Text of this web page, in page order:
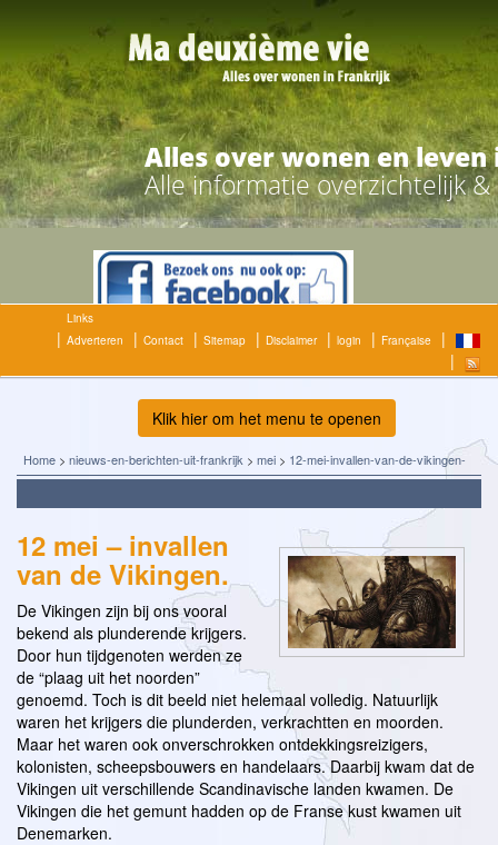
Alles over wonen en
Alle informatie overzichtelijk
Links
Adverteren
Contact Sitemap Disclaimer login Française
Klik hier om het menu te openen
Home > nieuws-en-berichten-uit-frankrijk > mei > 12-mei-invallen-van-de-vikingen-
12 mei – invallen
van de Vikingen.
De Vikingen zijn bij ons vooral
bekend als plunderende krijgers.
Door hun tijdgenoten werden ze
de “plaag uit het noorden”
genoemd. Toch is dit beeld niet helemaal volledig. Natuurlijk
waren het krijgers die plunderden, verkrachtten en moorden.
Maar het waren ook onverschrokken ontdekkingsreizigers,
kolonisten, scheepsbouwers en handelaars. Daarbij kwam dat de
Vikingen uit verschillende Scandinavische landen kwamen. De
Vikingen die het gemunt hadden op de Franse kust kwamen uit
Denemarken.